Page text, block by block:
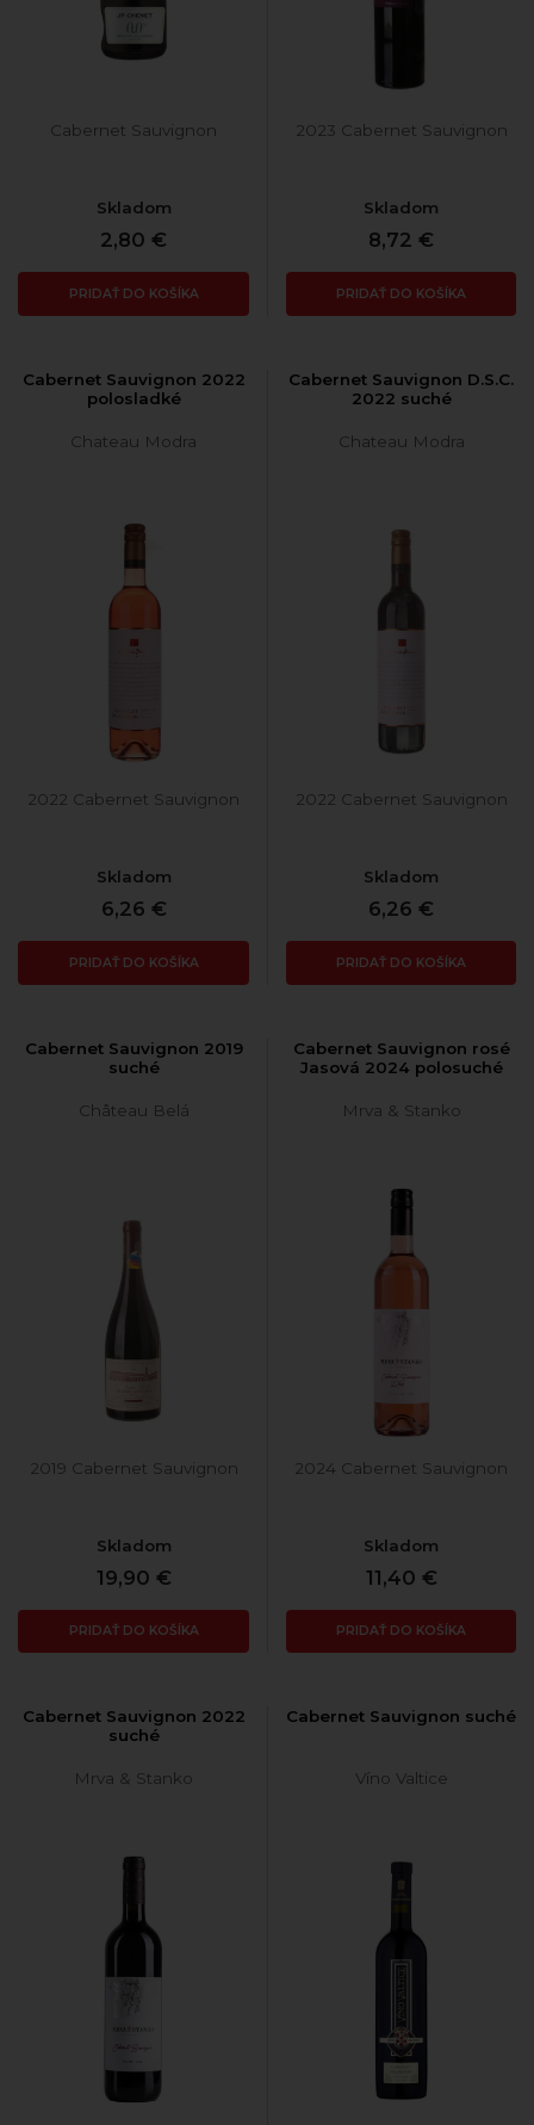
Cabernet Sauvignon
Skladom
2,80 €
PRIDAŤ DO KOŠÍKA
2023 Cabernet Sauvignon
Skladom
8,72 €
PRIDAŤ DO KOŠÍKA
Cabernet Sauvignon 2022
polosladké
Chateau Modra
2022 Cabernet Sauvignon
Skladom
6,26 €
PRIDAŤ DO KOŠÍKA
Cabernet Sauvignon D.S.C.
2022 suché
Chateau Modra
2022 Cabernet Sauvignon
Skladom
6,26 €
PRIDAŤ DO KOŠÍKA
Cabernet Sauvignon 2019
suché
Château Belá
2019 Cabernet Sauvignon
Skladom
19,90 €
PRIDAŤ DO KOŠÍKA
Cabernet Sauvignon rosé
Jasová 2024 polosuché
Mrva & Stanko
2024 Cabernet Sauvignon
Skladom
11,40 €
PRIDAŤ DO KOŠÍKA
Cabernet Sauvignon 2022
suché
Mrva & Stanko
Cabernet Sauvignon suché
Víno Valtice